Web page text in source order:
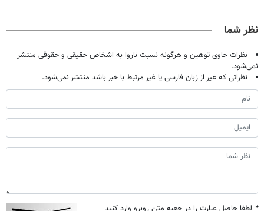
نظر شما
نظرات حاوی توهین و هرگونه نسبت ناروا به اشخاص حقیقی و حقوقی منتشر
نمی‌شود.
نظراتی که غیر از زبان فارسی یا غیر مرتبط با خبر باشد منتشر نمی‌شود.
* لطفا حاصل عبارت را در جعبه متن روبرو وارد کنید